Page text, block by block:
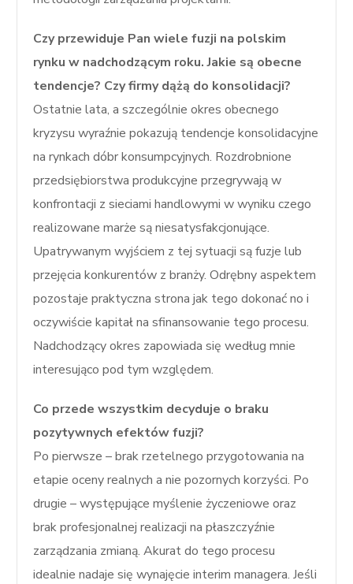
Czy przewiduje Pan wiele fuzji na polskim
rynku w nadchodzącym roku. Jakie są obecne
tendencje? Czy firmy dążą do konsolidacji?
Ostatnie lata, a szczególnie okres obecnego
kryzysu wyraźnie pokazują tendencje konsolidacyjne
na rynkach dóbr konsumpcyjnych. Rozdrobnione
przedsiębiorstwa produkcyjne przegrywają w
konfrontacji z sieciami handlowymi w wyniku czego
realizowane marże są niesatysfakcjonujące.
Upatrywanym wyjściem z tej sytuacji są fuzje lub
przejęcia konkurentów z branży. Odrębny aspektem
pozostaje praktyczna strona jak tego dokonać no i
oczywiście kapitał na sfinansowanie tego procesu.
Nadchodzący okres zapowiada się według mnie
interesująco pod tym względem.
Co przede wszystkim decyduje o braku
pozytywnych efektów fuzji?
Po pierwsze – brak rzetelnego przygotowania na
etapie oceny realnych a nie pozornych korzyści. Po
drugie – występujące myślenie życzeniowe oraz
brak profesjonalnej realizacji na płaszczyźnie
zarządzania zmianą. Akurat do tego procesu
idealnie nadaje się wynajęcie interim managera. Jeśli